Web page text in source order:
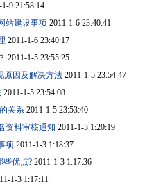
1-9 21:58:14
站建设事项 2011-1-6 23:40:41
2011-1-6 23:40:17
2011-1-5 23:55:25
原因及解决方法 2011-1-5 23:54:47
2011-1-5 23:54:08
关系 2011-1-5 23:53:40
资料审核通知 2011-1-3 1:20:19
项 2011-1-3 1:18:37
些优点? 2011-1-3 1:17:36
1-3 1:17:11